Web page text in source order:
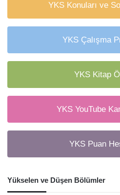
YKS Konuları ve
YKS Çalışma
YKS Kitap
YKS YouTube
YKS Puan
Yükselen ve Düşen Bölümler